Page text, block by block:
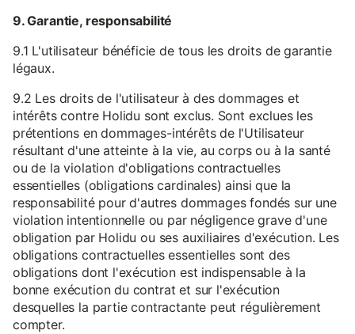
9. Garantie, responsabilité
9.1 L'utilisateur bénéficie de tous les droits de garantie
légaux.
9.2 Les droits de l'utilisateur à des dommages et
intérêts contre Holidu sont exclus. Sont exclues les
prétentions en dommages-intérêts de l'Utilisateur
résultant d'une atteinte à la vie, au corps ou à la santé
ou de la violation d'obligations contractuelles
essentielles (obligations cardinales) ainsi que la
responsabilité pour d'autres dommages fondés sur une
violation intentionnelle ou par négligence grave d'une
obligation par Holidu ou ses auxiliaires d'exécution. Les
obligations contractuelles essentielles sont des
obligations dont l'exécution est indispensable à la
bonne exécution du contrat et sur l'exécution
desquelles la partie contractante peut régulièrement
compter.